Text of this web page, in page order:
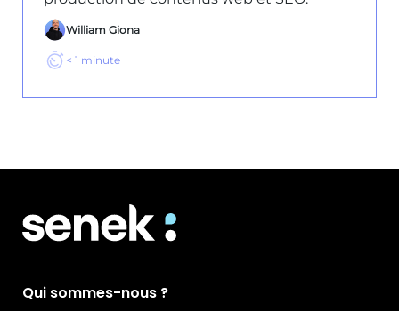
William Giona
< 1 minute
Qui sommes-nous ?